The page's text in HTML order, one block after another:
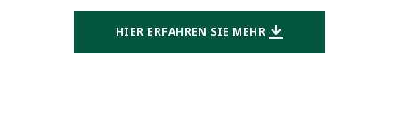
HIER ERFAHREN SIE MEHR